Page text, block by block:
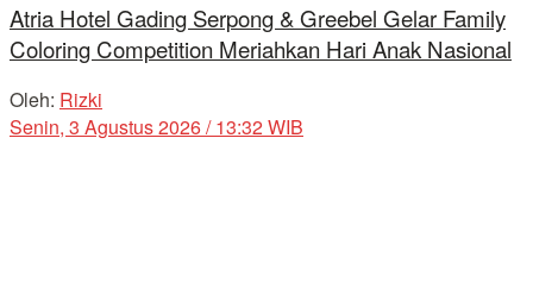
Atria Hotel Gading Serpong & Greebel Gelar Family
Coloring Competition Meriahkan Hari Anak Nasional
Oleh: Rizki
Senin, 3 Agustus 2026 / 13:32 WIB